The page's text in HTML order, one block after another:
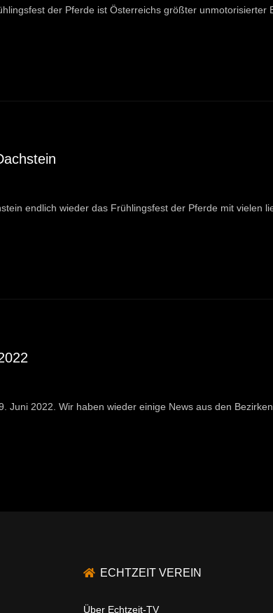
der Pferde ist Österreichs größter unmotorisierter
endlich wieder das Frühlingsfest der Pferde mit vielen
Juni 2022. Wir haben wieder einige News aus den
ECHTZEIT VEREIN
Über Echtzeit-TV